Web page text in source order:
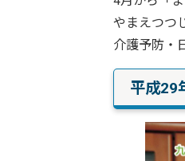
やまえつつ
介護予防・
平成29